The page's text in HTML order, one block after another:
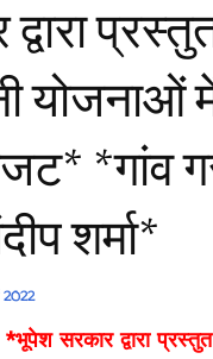
*गांव
शर्मा*
2022
*भूपेश सरकार द्वारा